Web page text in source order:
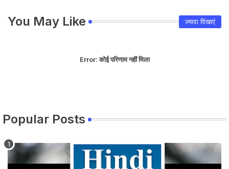
You May Like ज़्यादा दिखाएं
Error:कोई परिणाम नहीं मिला
Popular Posts